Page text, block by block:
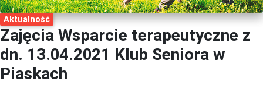
Aktualność
Zajęcia Wsparcie terapeutyczne z
dn. 13.04.2021 Klub Seniora w
Piaskach